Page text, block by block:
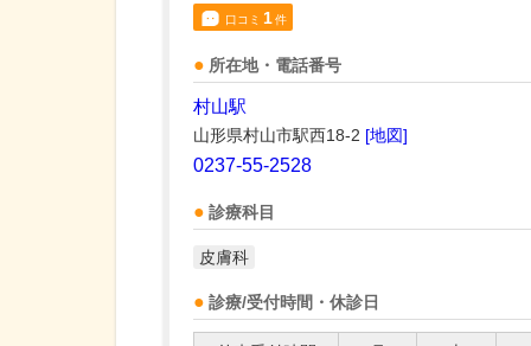
口コミ 1件
所在地・電話番号
村山駅
山形県村山市駅西18-2 [地図]
0237-55-2528
診療科目
皮膚科
診療/受付時間・休診日